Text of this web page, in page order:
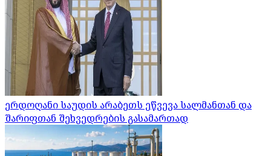
ერდოღანი საუდის არაბეთს ეწვევა სალმანთან და
შარიფთან შეხვედრების გასამართად